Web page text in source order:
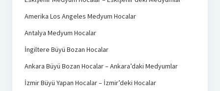
Amerika Los Angeles Medyum Hocalar
Antalya Medyum Hocalar
İngiltere Büyü Bozan Hocalar
Ankara Büyü Bozan Hocalar – Ankara’daki Medyumlar
İzmir Büyü Yapan Hocalar – İzmir’deki Hocalar